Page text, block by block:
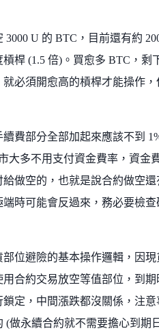
U 的 BTC，目前還有約
桿 (1.5 倍)。買愈多 BTC，剩
必須開愈高的槓桿才能操作，
費部分全部加起來應該不到
大多不用支付資金費率，資金
做空的，也就是說合約做空還
時可能會反過來，務必要檢查
位避險的基本操作邏輯，因現
合約交易放空等值部位，到期
定，中間漲跌都沒關係，注意
(做永續合約就不需要擔心到期